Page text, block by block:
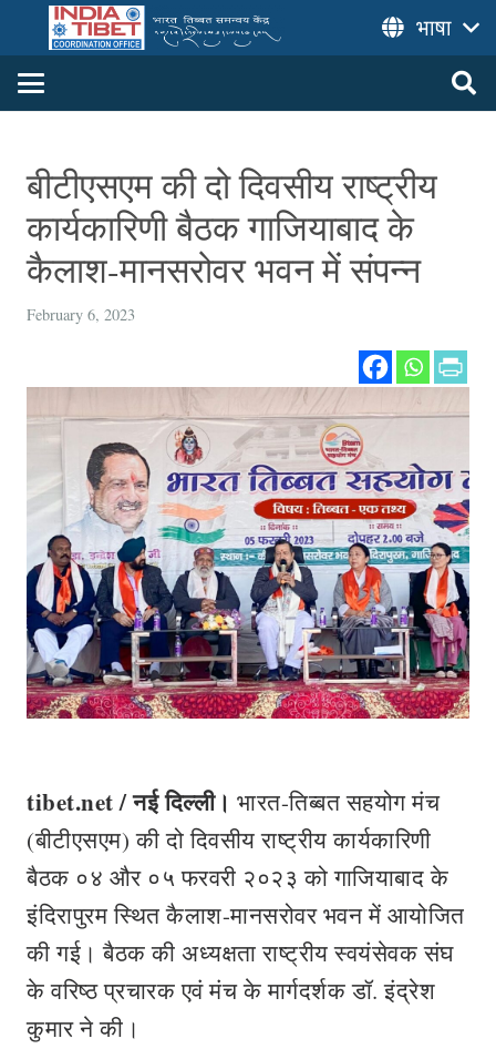
भाषा
बीटीएसएम की दो दिवसीय राष्ट्रीय
कार्यकारिणी बैठक गाजियाबाद के
कैलाश-मानसरोवर भवन में संपन्‍न
February 6, 2023
tibet.net /नई दिल्ली। भारत-तिब्बत सहयोग मंच
(बीटीएसएम) की दो दिवसीय राष्ट्रीय कार्यकारिणी
बैठक ०४ और ०५ फरवरी २०२३ को गाजियाबाद के
इंदिरापुरम स्थित कैलाश-मानसरोवर भवन में आयोजित
की गई। बैठक की अध्यक्षता राष्ट्रीय स्वयंसेवक संघ
के वरिष्ठ प्रचारक एवं मंच के मार्गदर्शक डॉ. इंद्रेश
कुमार ने की।